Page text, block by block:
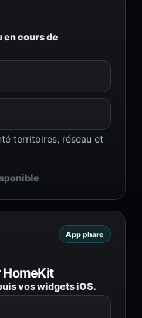
en cours de
territoires, réseau et
App phare
HomeKit
vos widgets iOS.